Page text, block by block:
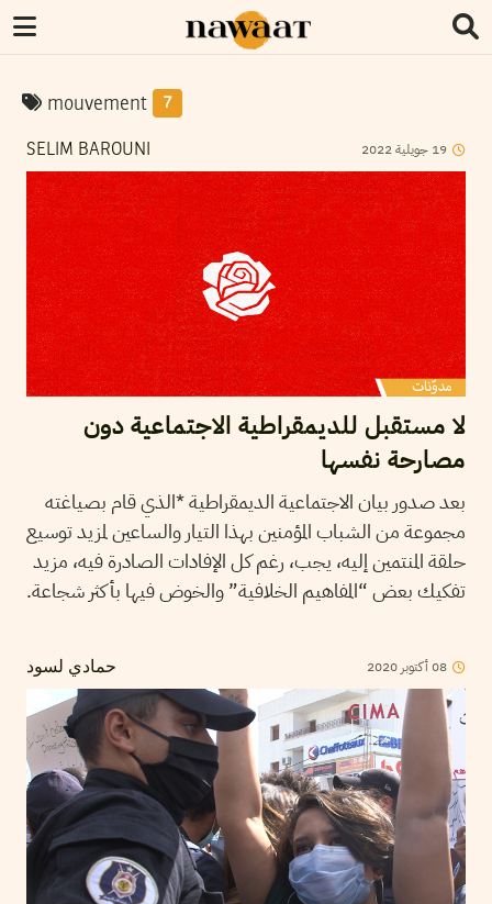
mouvement 7
SELIM BAROUNI 19 جويلية2022
لا مستقبل للديمقراطية الاجتماعية دون
مصارحة نفسها
بعد صدور بيان الاجتماعية الديمقراطية *الذي قام بصياغته
مجموعة من الشباب المؤمنين بهذا التيار والساعين لمزيد توسيع
حلقة المنتمين إليه، يجب، رغم كل الإفادات الصادرة فيه، مزيد
تفكيك بعض “المفاهيم الخلافية” والخوض فيها بأكثر شجاعة.
حمادي لسود 08أكتوبر 2020